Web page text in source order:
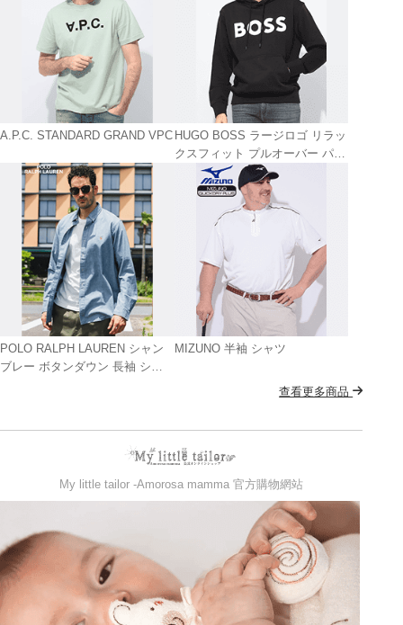
A.P.C. STANDARD GRAND VPC HUGO BOSS ラージロゴ リラッ
クスフィット プルオーバー パー
POLO RALPH LAUREN シャン
ブレー ボタンダウン 長袖 シャ
MIZUNO 半袖 シャツ
查看更多商品
My little tailor -Amorosa mamma 官方購物網站